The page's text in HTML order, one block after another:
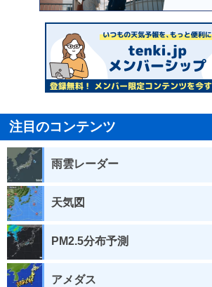
注目のコンテンツ
雨雲レーダー
天気図
PM2.5分布予測
アメダス